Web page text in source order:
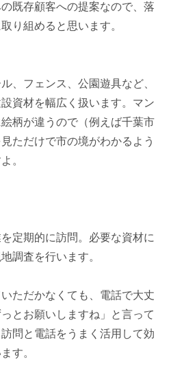
既存顧客への提案なので、落
り組めると思います。
、フェンス、公園遊具など、
資材を幅広く扱います。マン
柄が違うので（例えば千葉市
ただけで市の境がわかるよう
。
定期的に訪問。必要な資材に
調査を行います。
ただかなくても、電話で大丈
とお願いしますね」と言って
問と電話をうまく活用して効
す。